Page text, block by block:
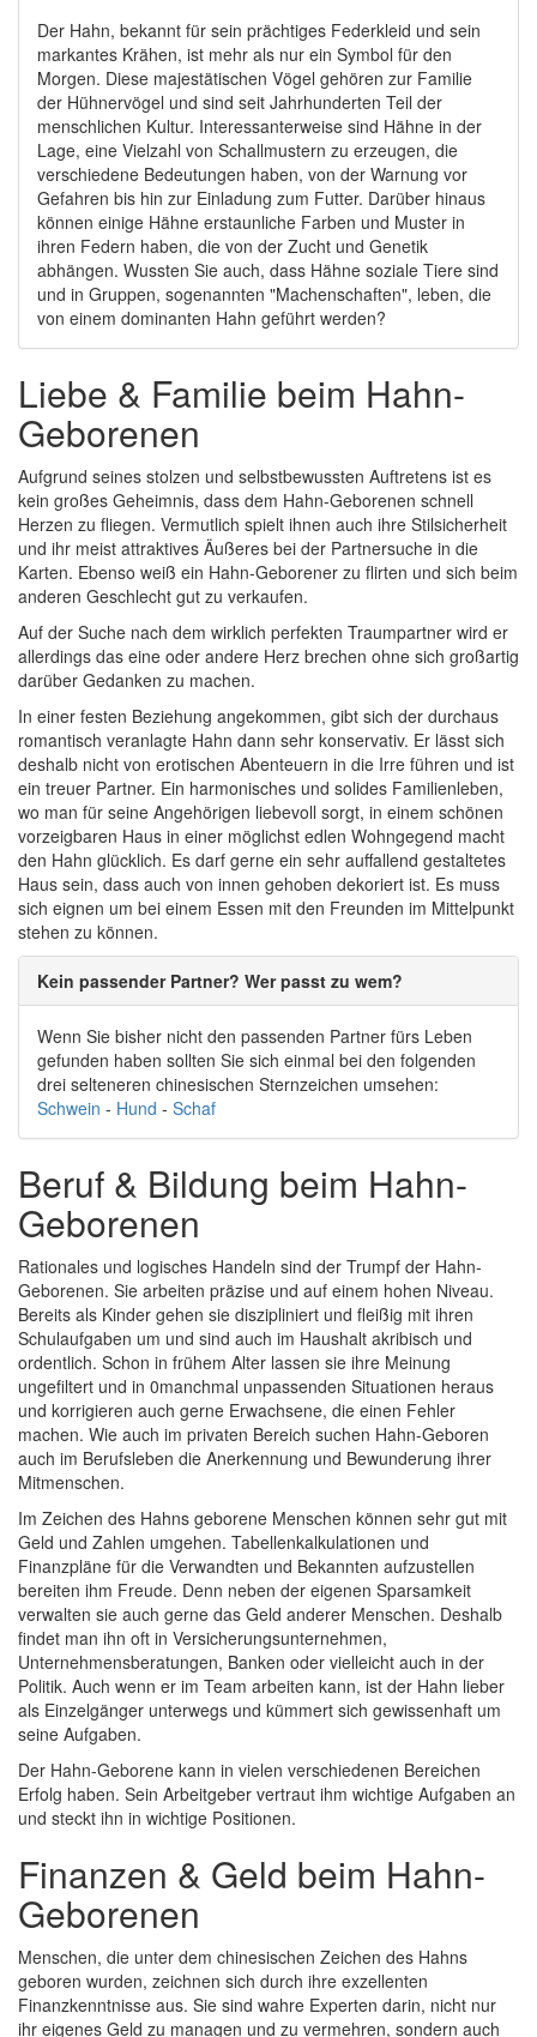
Der Hahn, bekannt für sein prächtiges Federkleid und sein
markantes Krähen, ist mehr als nur ein Symbol für den
Morgen. Diese majestätischen Vögel gehören zur Familie
der Hühnervögel und sind seit Jahrhunderten Teil der
menschlichen Kultur. Interessanterweise sind Hähne in der
Lage, eine Vielzahl von Schallmustern zu erzeugen, die
verschiedene Bedeutungen haben, von der Warnung vor
Gefahren bis hin zur Einladung zum Futter. Darüber hinaus
können einige Hähne erstaunliche Farben und Muster in
ihren Federn haben, die von der Zucht und Genetik
abhängen. Wussten Sie auch, dass Hähne soziale Tiere sind
und in Gruppen, sogenannten "Machenschaften", leben, die
von einem dominanten Hahn geführt werden?
Liebe & Familie beim Hahn-
Geborenen
Aufgrund seines stolzen und selbstbewussten Auftretens ist es
kein großes Geheimnis, dass dem Hahn-Geborenen schnell
Herzen zu fliegen. Vermutlich spielt ihnen auch ihre Stilsicherheit
und ihr meist attraktives Äußeres bei der Partnersuche in die
Karten. Ebenso weiß ein Hahn-Geborener zu flirten und sich beim
anderen Geschlecht gut zu verkaufen.
Auf der Suche nach dem wirklich perfekten Traumpartner wird er
allerdings das eine oder andere Herz brechen ohne sich großartig
darüber Gedanken zu machen.
In einer festen Beziehung angekommen, gibt sich der durchaus
romantisch veranlagte Hahn dann sehr konservativ. Er lässt sich
deshalb nicht von erotischen Abenteuern in die Irre führen und ist
ein treuer Partner. Ein harmonisches und solides Familienleben,
wo man für seine Angehörigen liebevoll sorgt, in einem schönen
vorzeigbaren Haus in einer möglichst edlen Wohngegend macht
den Hahn glücklich. Es darf gerne ein sehr auffallend gestaltetes
Haus sein, dass auch von innen gehoben dekoriert ist. Es muss
sich eignen um bei einem Essen mit den Freunden im Mittelpunkt
stehen zu können.
Kein passender Partner? Wer passt zu wem?
Wenn Sie bisher nicht den passenden Partner fürs Leben
gefunden haben sollten Sie sich einmal bei den folgenden
drei selteneren chinesischen Sternzeichen umsehen:
Schwein - Hund - Schaf
Beruf & Bildung beim Hahn-
Geborenen
Rationales und logisches Handeln sind der Trumpf der Hahn-
Geborenen. Sie arbeiten präzise und auf einem hohen Niveau.
Bereits als Kinder gehen sie diszipliniert und fleißig mit ihren
Schulaufgaben um und sind auch im Haushalt akribisch und
ordentlich. Schon in frühem Alter lassen sie ihre Meinung
ungefiltert und in 0manchmal unpassenden Situationen heraus
und korrigieren auch gerne Erwachsene, die einen Fehler
machen. Wie auch im privaten Bereich suchen Hahn-Geboren
auch im Berufsleben die Anerkennung und Bewunderung ihrer
Mitmenschen.
Im Zeichen des Hahns geborene Menschen können sehr gut mit
Geld und Zahlen umgehen. Tabellenkalkulationen und
Finanzpläne für die Verwandten und Bekannten aufzustellen
bereiten ihm Freude. Denn neben der eigenen Sparsamkeit
verwalten sie auch gerne das Geld anderer Menschen. Deshalb
findet man ihn oft in Versicherungsunternehmen,
Unternehmensberatungen, Banken oder vielleicht auch in der
Politik. Auch wenn er im Team arbeiten kann, ist der Hahn lieber
als Einzelgänger unterwegs und kümmert sich gewissenhaft um
seine Aufgaben.
Der Hahn-Geborene kann in vielen verschiedenen Bereichen
Erfolg haben. Sein Arbeitgeber vertraut ihm wichtige Aufgaben an
und steckt ihn in wichtige Positionen.
Finanzen & Geld beim Hahn-
Geborenen
Menschen, die unter dem chinesischen Zeichen des Hahns
geboren wurden, zeichnen sich durch ihre exzellenten
Finanzkenntnisse aus. Sie sind wahre Experten darin, nicht nur
ihr eigenes Geld zu managen und zu vermehren, sondern auch